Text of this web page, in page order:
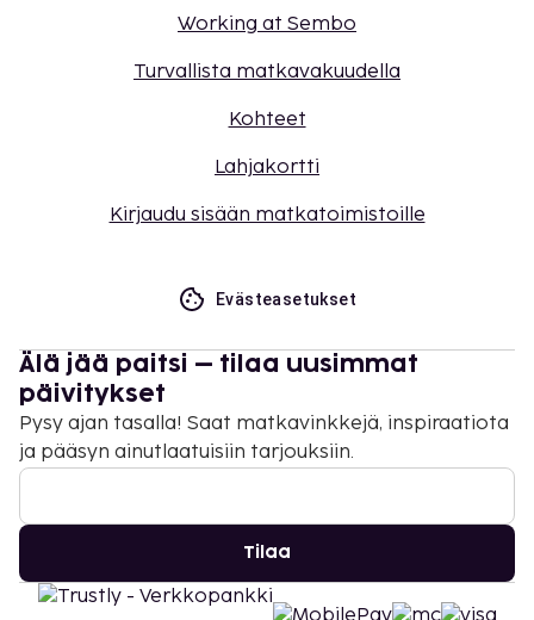
Working at Sembo
Turvallista matkavakuudella
Kohteet
Lahjakortti
Kirjaudu sisään matkatoimistoille
Evästeasetukset
Älä jää paitsi – tilaa uusimmat
päivitykset
Pysy ajan tasalla! Saat matkavinkkejä, inspiraatiota
ja pääsyn ainutlaatuisiin tarjouksiin.
Tilaa